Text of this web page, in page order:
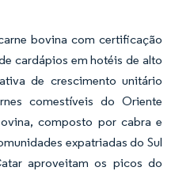
bovina com certificação
cardápios em hotéis de alto
de crescimento unitário
comestíveis do Oriente
composto por cabra e
expatriadas do Sul
aproveitam os picos do